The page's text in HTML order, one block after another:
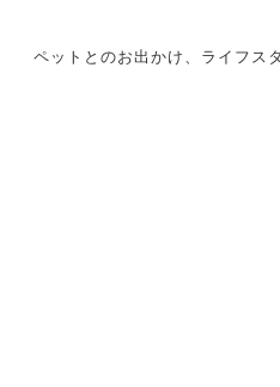
ペットとのお出かけ、ライフス